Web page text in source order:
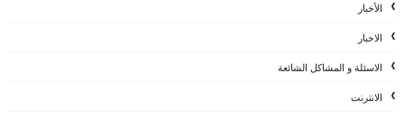
الأخبار
الاخبار
الاسئلة و المشاكل الشائعة
الانترنت